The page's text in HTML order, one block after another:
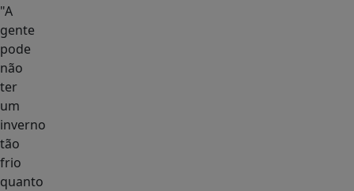
"A
gente
pode
não
ter
um
inverno
tão
frio
quanto